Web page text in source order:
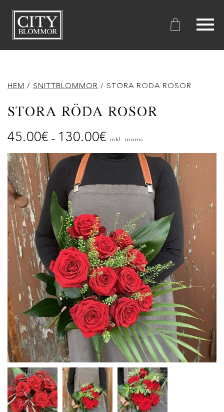
City
Blommor
HEM / SNITTBLOMMOR / STORA RÖDA ROSOR
STORA RÖDA ROSOR
45.00€ – 130.00€ inkl. moms